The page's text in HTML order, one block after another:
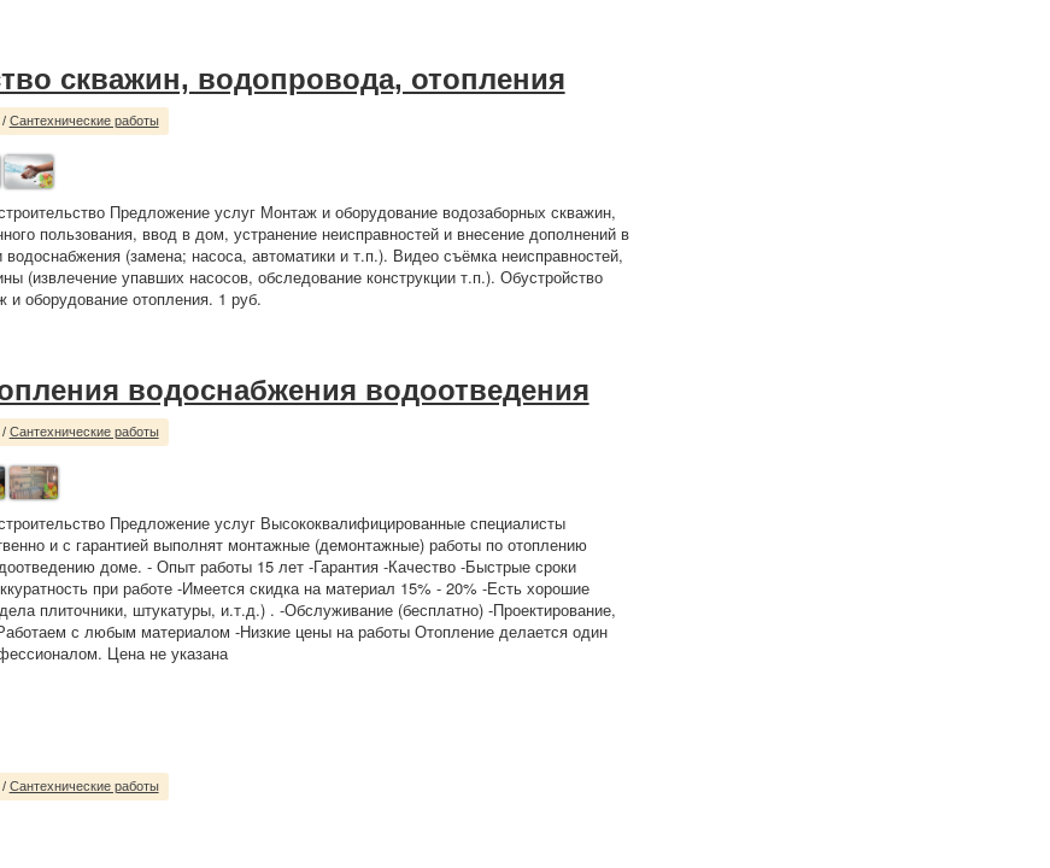
скважин, водопровода, отопления
Сантехнические работы
Предложение услуг Монтаж и оборудование водозаборных скважин,
пользования, ввод в дом, устранение неисправностей и внесение дополнений в
(замена; насоса, автоматики и т.п.). Видео съёмка неисправностей,
(извлечение упавших насосов, обследование конструкции т.п.). Обустройство
и оборудование отопления. 1 руб.
водоснабжения водоотведения
Сантехнические работы
Предложение услуг Высококвалифицированные специалисты
и с гарантией выполнят монтажные (демонтажные) работы по отоплению
доме. - Опыт работы 15 лет -Гарантия -Качество -Быстрые сроки
при работе -Имеется скидка на материал 15% - 20% -Есть хорошие
плиточники, штукатуры, и.т.д.) . -Обслуживание (бесплатно) -Проектирование,
с любым материалом -Низкие цены на работы Отопление делается один
Цена не указана
Сантехнические работы